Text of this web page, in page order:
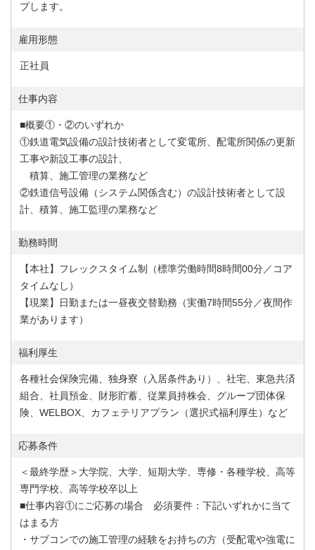
プします。
雇用形態
正社員
仕事内容
■概要①・②のいずれか
①鉄道電気設備の設計技術者として変電所、配電所関係の更新
工事や新設工事の設計、
積算、施工管理の業務など
②鉄道信号設備（システム関係含む）の設計技術者として設
計、積算、施工監理の業務など
勤務時間
【本社】フレックスタイム制（標準労働時間8時間00分／コア
タイムなし）
【現業】日勤または一昼夜交替勤務（実働7時間55分／夜間作
業があります）
福利厚生
各種社会保険完備、独身寮（入居条件あり）、社宅、東急共済
組合、社員預金、財形貯蓄、従業員持株会、グループ団体保
険、WELBOX、カフェテリアプラン（選択式福利厚生）など
応募条件
＜最終学歴＞大学院、大学、短期大学、専修・各種学校、高等
専門学校、高等学校卒以上
■仕事内容①にご応募の場合 必須要件：下記いずれかに当て
はまる方
・サブコンでの施工管理の経験をお持ちの方（受配電や強電に